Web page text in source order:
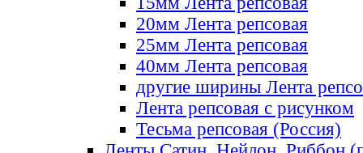
20мм Лента репсовая
25мм Лента репсовая
40мм Лента репсовая
другие ширины Лента
Лента репсовая с рисунком
Тесьма репсовая (Россия)